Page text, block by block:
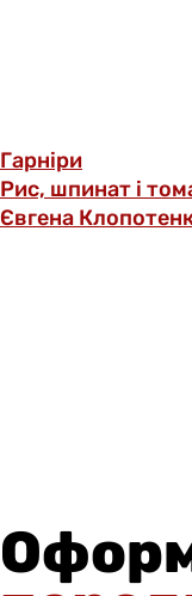
Гарніри
Рис, шпинат і
Євгена